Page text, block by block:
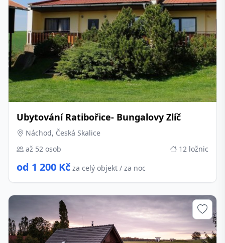
Ubytování Ratibořice- Bungalovy Zlíč
Náchod, Česká Skalice
až 52 osob
12 ložnic
od 1 200 Kč za celý objekt / za noc